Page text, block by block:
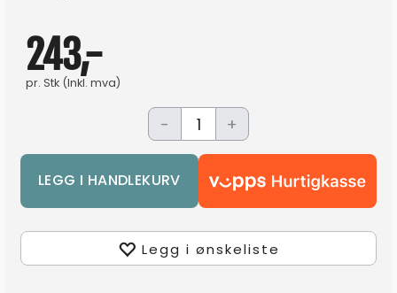
243,-
pr. Stk (Inkl. mva)
- +
Legg i ønskeliste